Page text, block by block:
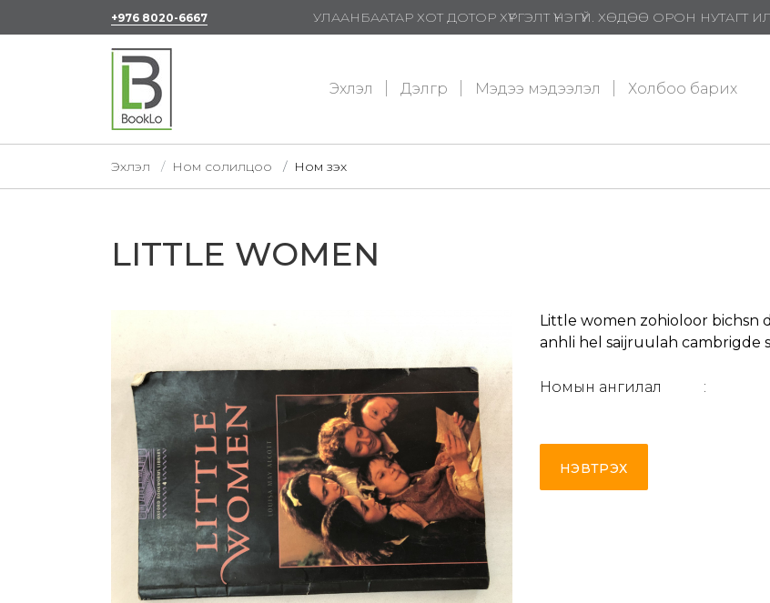
+976 8020-6667 УЛААНБААТАР ХОТ ДОТОР ХҮРГЭЛТ ҮНЭГҮЙ. ХӨДӨӨ ОРОН НУТАГТ
Эхлэл Дэлгүүр Мэдээ мэдээлэл Холбоо барих
Эхлэл Ном солилцоо Ном үзэх
LITTLE WOMEN
Little women zohioloor bichsn
anhli hel saijruulah cambrigde
Номын ангилал :
НЭВТРЭХ